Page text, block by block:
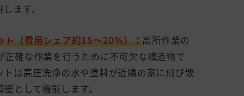
ます。
ト（費用シェア約15〜20%）：高所作業の
正確な作業を行うために不可欠な構造物で
トは高圧洗浄の水や塗料が近隣の家に飛び散
として機能します。